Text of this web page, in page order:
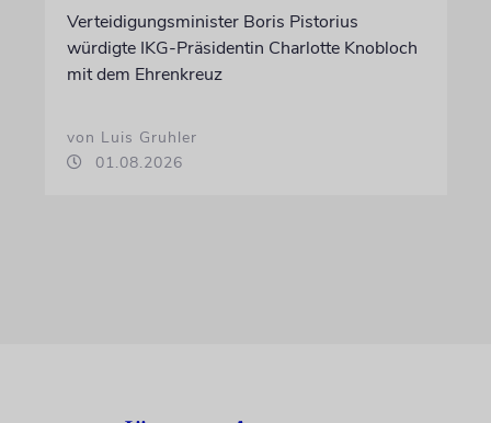
Verteidigungsminister Boris Pistorius
würdigte IKG-Präsidentin Charlotte Knobloch
mit dem Ehrenkreuz
von Luis Gruhler
01.08.2026